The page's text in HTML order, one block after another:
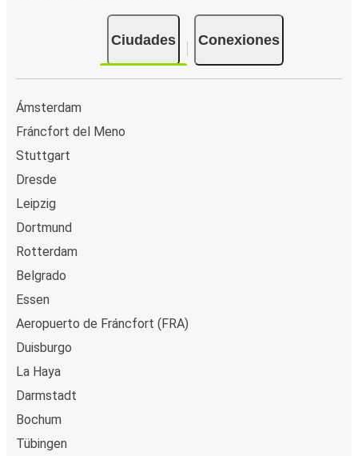
Ciudades Conexiones
Ámsterdam
Fráncfort del Meno
Stuttgart
Dresde
Leipzig
Dortmund
Rotterdam
Belgrado
Essen
Aeropuerto de Fráncfort (FRA)
Duisburgo
La Haya
Darmstadt
Bochum
Tübingen